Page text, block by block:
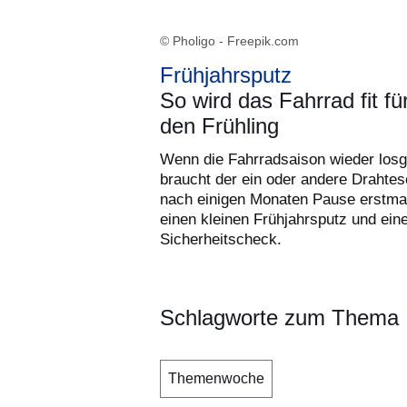
© Pholigo - Freepik.com
Frühjahrsputz
So wird das Fahrrad fit
den Frühling
Wenn die Fahrradsaison wieder
braucht der ein oder andere
nach einigen Monaten Pause
einen kleinen Frühjahrsputz und
Sicherheitscheck.
Schlagworte zum Thema
Themenwoche